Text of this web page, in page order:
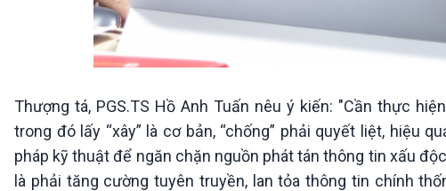
Thượng tá, PGS.TS Hồ Anh Tuấn nêu ý kiến: "Cần thực
trong đó lấy “xây” là cơ bản, “chống” phải quyết liệt, hiệu
pháp kỹ thuật để ngăn chặn nguồn phát tán thông tin xấu
là phải tăng cường tuyên truyền, lan tỏa thông tin chính